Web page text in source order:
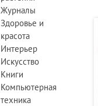
Журналы
Здоровье и
красота
Интерьер
Искусство
Книги
Компьютерная
техника